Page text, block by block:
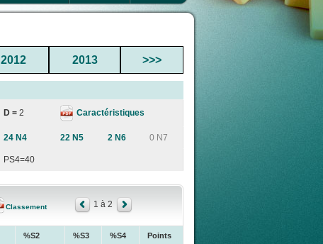
2012 2013 >>>
D = 2 Caractéristiques
24 N4 22 N5 2 N6 0 N7
PS4=40
Classement 1 à 2
%S2 %S3 %S4 Points